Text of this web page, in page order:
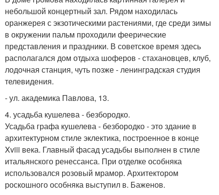
небольшой концертный зал. Рядом находилась
оранжерея с экзотическими растениями, где среди зимы
в окружении пальм проходили феерические
представления и праздники. В советское время здесь
располагался дом отдыха шоферов - стахановцев, клуб,
лодочная станция, чуть позже - ленинградская студия
телевидения.
- ул. академика Павлова, 13.
4. усадьба кушелева - безбородко.
Усадьба графа кушелева - безбородко - это здание в
архитектурном стиле эклектика, построенное в конце
Xviii века. Главный фасад усадьбы выполнен в стиле
итальянского ренессанса. При отделке особняка
использовался розовый мрамор. Архитектором
роскошного особняка выступил в. Баженов.